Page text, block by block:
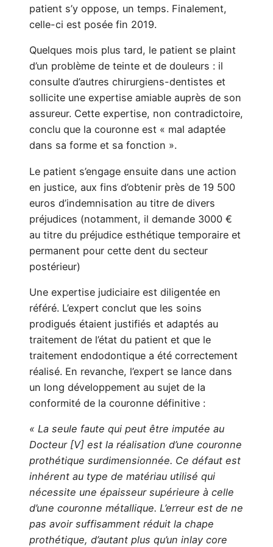
patient s’y oppose, un temps. Finalement,
celle-ci est posée fin 2019.
Quelques mois plus tard, le patient se plaint
d’un problème de teinte et de douleurs : il
consulte d’autres chirurgiens-dentistes et
sollicite une expertise amiable auprès de son
assureur. Cette expertise, non contradictoire,
conclu que la couronne est « mal adaptée
dans sa forme et sa fonction ».
Le patient s’engage ensuite dans une action
en justice, aux fins d’obtenir près de 19 500
euros d’indemnisation au titre de divers
préjudices (notamment, il demande 3000 €
au titre du préjudice esthétique temporaire et
permanent pour cette dent du secteur
postérieur)
Une expertise judiciaire est diligentée en
référé. L’expert conclut que les soins
prodigués étaient justifiés et adaptés au
traitement de l’état du patient et que le
traitement endodontique a été correctement
réalisé. En revanche, l’expert se lance dans
un long développement au sujet de la
conformité de la couronne définitive :
« La seule faute qui peut être imputée au
Docteur [V] est la réalisation d’une couronne
prothétique surdimensionnée. Ce défaut est
inhérent au type de matériau utilisé qui
nécessite une épaisseur supérieure à celle
d’une couronne métallique. L’erreur est de ne
pas avoir suffisamment réduit la chape
prothétique, d’autant plus qu’un inlay core